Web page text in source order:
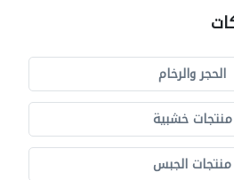
الحجر والرخام
منتجات خشبية
منتجات الجبس